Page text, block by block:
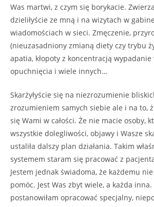
Was martwi, z czym się borykacie.
dzieliłyście ze mną i na wizytach w
wiadomościach w sieci. Zmęczenie,
(nieuzasadniony zmianą diety czy trybu
apatia, kłopoty z koncentracją wypadanie
opuchnięcia i wiele innych…
Skarżyłyście się na niezrozumienie
zrozumieniem samych siebie ale i na to,
się Wami w całości. Że nie macie osoby,
wszystkie dolegliwości, objawy i Wasze
ustaliła dalszy plan działania. Takim
systemem staram się pracować z
Jestem jednak świadoma, że każdemu
pomóc. Jest Was zbyt wiele, a każda
postanowiłam opracować specjalny,